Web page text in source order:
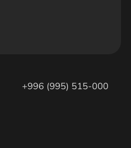
+996 (995) 515-000